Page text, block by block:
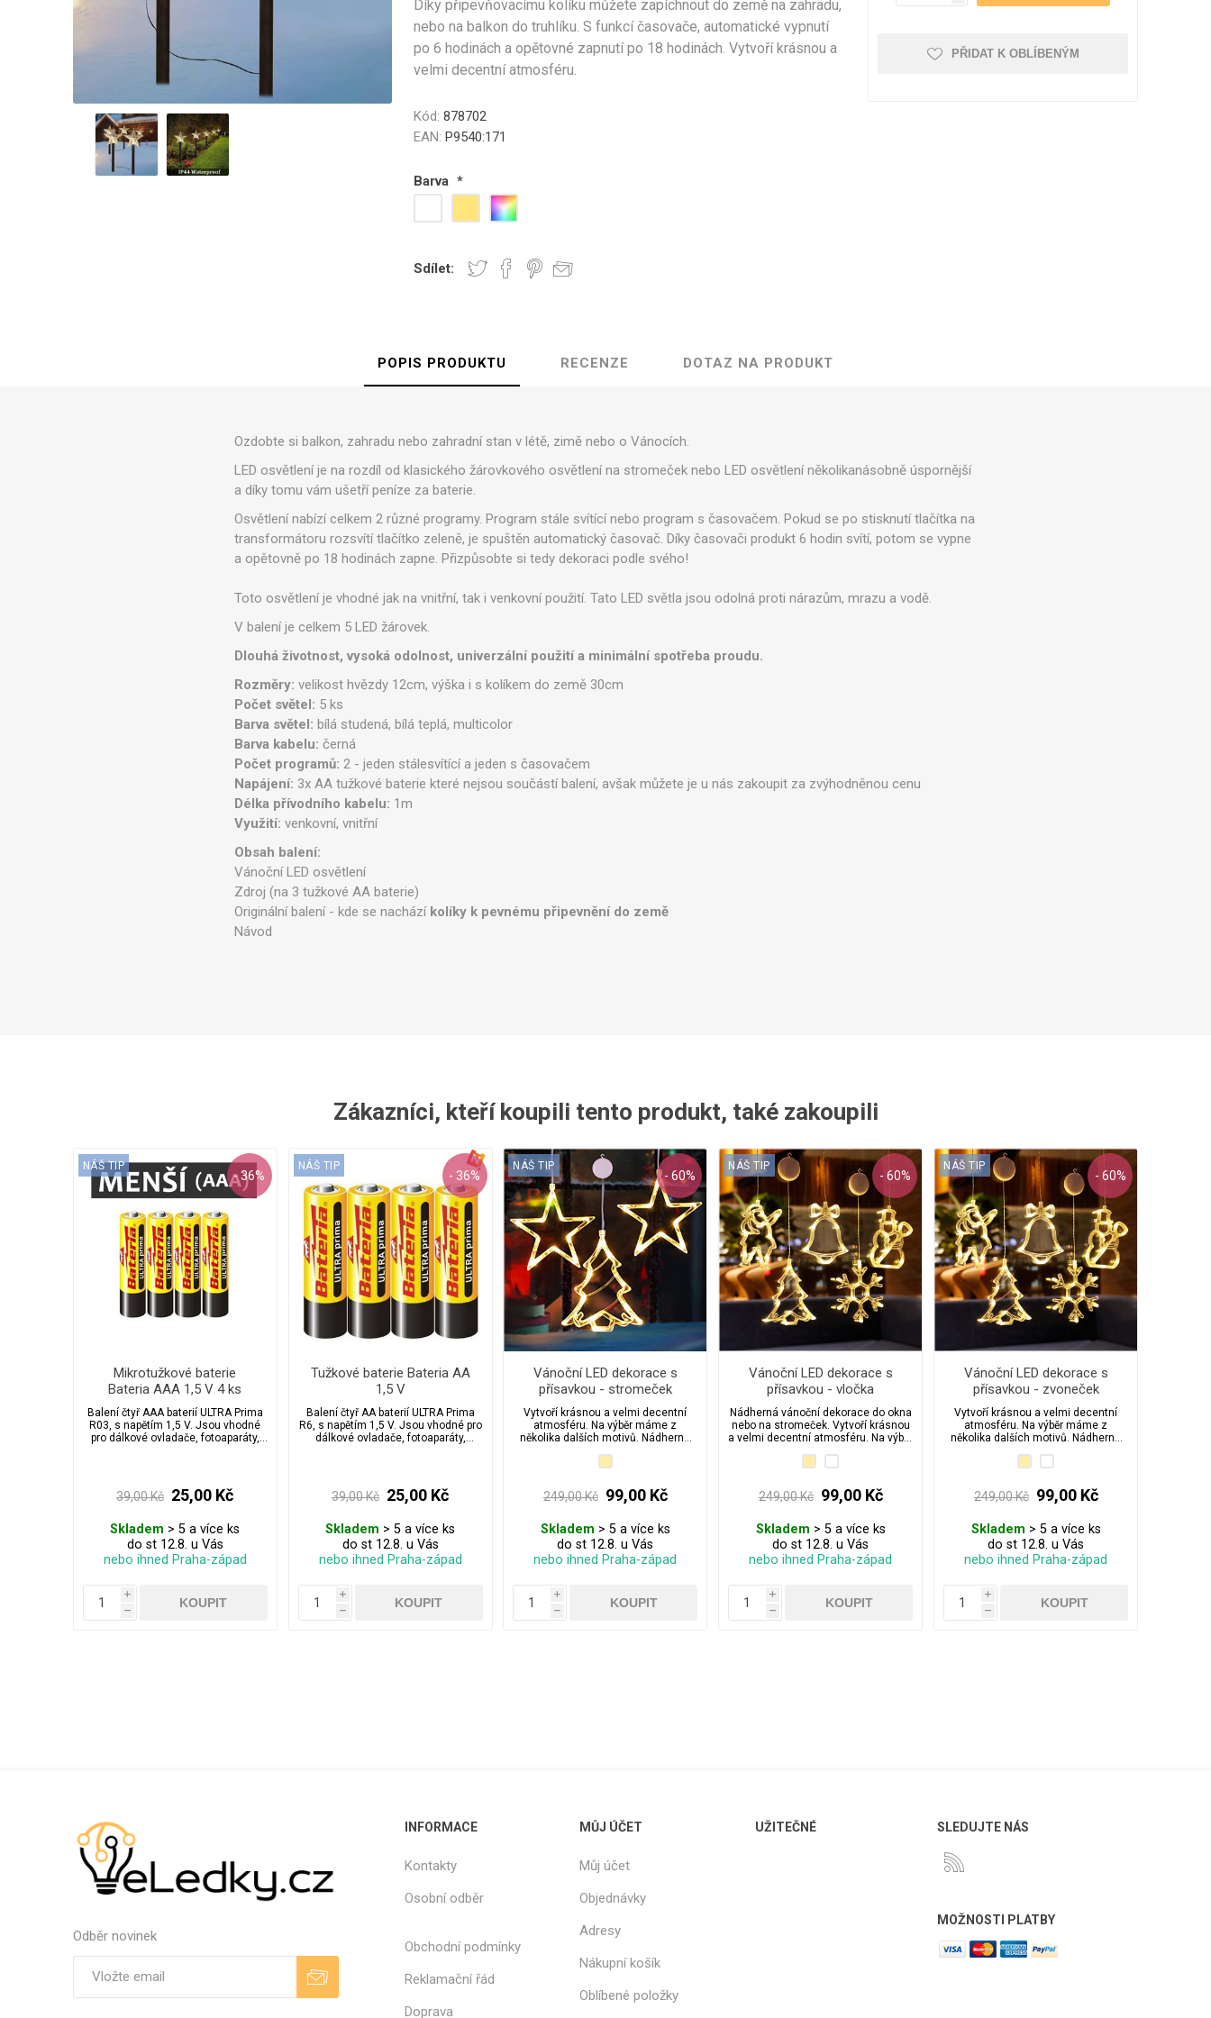
zahradu
stromeček
Ponožky z Lamy Alpaky
Díky připevňovacímu kolíku můžete zapíchnout do země na zahradu,
nebo na balkon do truhlíku. S funkcí časovače, automatické vypnutí
po 6 hodinách a opětovné zapnutí po 18 hodinách. Vytvoří krásnou a
velmi decentní atmosféru.
Kód: 878702
EAN: P9540:171
Barva *
Sdílet:
PŘIDAT K OBLÍBENÝM
POPIS PRODUKTU RECENZE DOTAZ NA PRODUKT
Ozdobte si balkon, zahradu nebo zahradní stan v létě, zimě nebo o Vánocích.
LED osvětlení je na rozdíl od klasického žárovkového osvětlení na stromeček nebo LED osvětlení několikanásobně úspornější
a díky tomu vám ušetří peníze za baterie.
Osvětlení nabízí celkem 2 různé programy. Program stále svítící nebo program s časovačem. Pokud se po stisknutí tlačítka na
transformátoru rozsvítí tlačítko zeleně, je spuštěn automatický časovač. Díky časovači produkt 6 hodin svítí, potom se vypne
a opětovně po 18 hodinách zapne. Přizpůsobte si tedy dekoraci podle svého!
Toto osvětlení je vhodné jak na vnitřní, tak i venkovní použití. Tato LED světla jsou odolná proti nárazům, mrazu a vodě.
V balení je celkem 5 LED žárovek.
Dlouhá životnost, vysoká odolnost, univerzální použití a minimální spotřeba proudu.
Rozměry: velikost hvězdy 12cm, výška i s kolíkem do země 30cm
Počet světel: 5 ks
Barva světel:bílá studená, bílá teplá, multicolor
Barva kabelu: černá
Počet programů: 2 - jeden stálesvítící a jeden s časovačem
Napájení: 3x AA tužkové baterie které nejsou součástí balení, avšak můžete je u nás zakoupit za zvýhodněnou cenu
Délka přívodního kabelu: 1m
Využití: venkovní, vnitřní
Obsah balení:
Vánoční LED osvětlení
Zdroj (na 3 tužkové AA baterie)
Originální balení - kde se nacházíkolíky k pevnému připevnění do země
Návod
Zákazníci, kteří koupili tento produkt, také zakoupili
- 36%
NÁŠ TIP
Mikrotužkové baterie
Bateria AAA 1,5 V 4 ks
Balení čtyř AAA baterií ULTRA Prima
R03, s napětím 1,5 V. Jsou vhodné
pro dálkové ovladače, fotoaparáty,
39,00 Kč 25,00 Kč
Skladem > 5 a více ks
do st 12.8. u Vás
nebo ihned Praha-západ
i
h
- 36%
NÁŠ TIP
Tužkové baterie Bateria AA
1,5 V
Balení čtyř AA baterií ULTRA Prima
R6, s napětím 1,5 V. Jsou vhodné pro
dálkové ovladače, fotoaparáty,
39,00 Kč 25,00 Kč
Skladem > 5 a více ks
do st 12.8. u Vás
nebo ihned Praha-západ
i
h
- 60%
NÁŠ TIP
Vánoční LED dekorace s
přísavkou - stromeček
Vytvoří krásnou a velmi decentní
atmosféru. Na výběr máme z
několika dalších motivů. Nádherná
249,00 Kč 99,00 Kč
Skladem > 5 a více ks
do st 12.8. u Vás
nebo ihned Praha-západ
i
h
- 60%
NÁŠ TIP
Vánoční LED dekorace s
přísavkou - vločka
Nádherná vánoční dekorace do okna
nebo na stromeček. Vytvoří krásnou
a velmi decentní atmosféru. Na výběr
249,00 Kč 99,00 Kč
Skladem > 5 a více ks
do st 12.8. u Vás
nebo ihned Praha-západ
i
h
- 60%
NÁŠ TIP
Vánoční LED dekorace s
přísavkou - zvoneček
Vytvoří krásnou a velmi decentní
atmosféru. Na výběr máme z
několika dalších motivů. Nádherná
249,00 Kč 99,00 Kč
Skladem > 5 a více ks
do st 12.8. u Vás
nebo ihned Praha-západ
i
h
Odběr novinek
INFORMACE
Kontakty
Osobní odběr
Obchodní podmínky
Reklamační řád
Doprava
MŮJ ÚČET
Můj účet
Objednávky
Adresy
Nákupní košík
Oblíbené položky
UŽITEČNÉ SLEDUJTE NÁS
MOŽNOSTI PLATBY